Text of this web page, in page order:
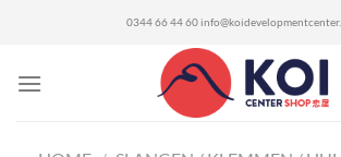
0344 66 44 60